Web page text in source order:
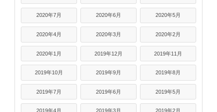
2020年7月 2020年6月 2020年5月
2020年4月 2020年3月 2020年2月
2020年1月 2019年12月 2019年11月
2019年10月 2019年9月 2019年8月
2019年7月 2019年6月 2019年5月
2019年4月 2019年3月 2019年2月